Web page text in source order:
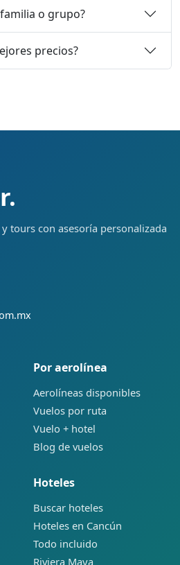
o grupo?
precios?
tours con asesoría personalizada
Por aerolínea
Aerolíneas disponibles
Vuelos por ruta
Vuelo + hotel
Blog de vuelos
Hoteles
Buscar hoteles
Hoteles en Cancún
Todo incluido
Riviera Maya